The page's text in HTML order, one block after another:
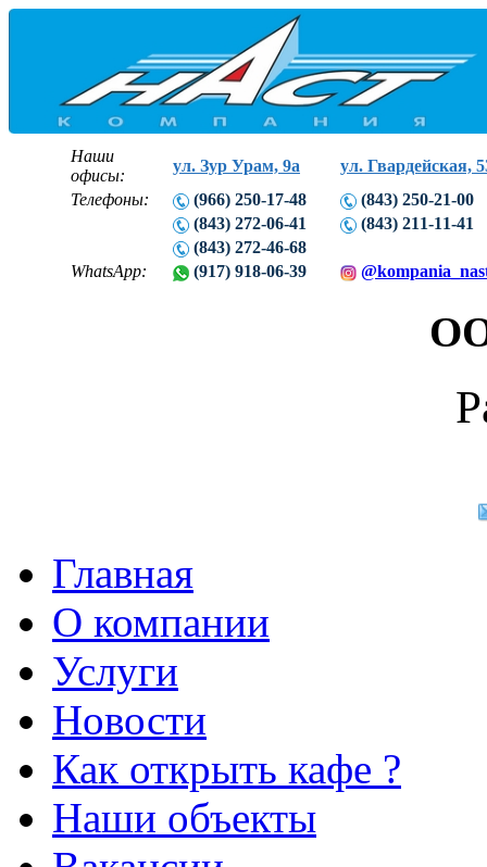
Наши
офисы:
ул. Зур Урам, 9а
ул. Гвардейская,
Телефоны:
(966) 250-17-48
(843) 250-21-00
(843) 272-06-41
(843) 211-11-41
(843) 272-46-68
WhatsApp:
(917) 918-06-39
Главная
О компании
Услуги
Новости
Как открыть кафе ?
Наши объекты